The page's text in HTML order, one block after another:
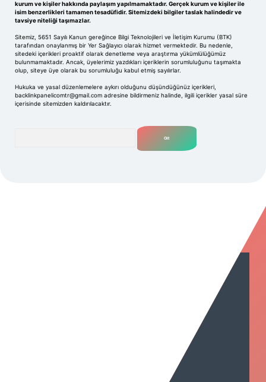
kurum ve kişiler hakkında paylaşım yapılmamaktadır. Gerçek kurum ve kişiler ile
isim benzerlikleri tamamen tesadüfidir. Sitemizdeki bilgiler taslak halindedir ve
tavsiye niteliği taşımazlar.
Sitemiz, 5651 Sayılı Kanun gereğince Bilgi Teknolojileri ve İletişim Kurumu (BTK)
tarafından onaylanmış bir Yer Sağlayıcı olarak hizmet vermektedir. Bu nedenle,
sitedeki içerikleri proaktif olarak denetleme veya araştırma yükümlülüğümüz
bulunmamaktadır. Ancak, üyelerimiz yazdıkları içeriklerin sorumluluğunu taşımakta
olup, siteye üye olarak bu sorumluluğu kabul etmiş sayılırlar.
Hukuka ve yasal düzenlemelere aykırı olduğunu düşündüğünüz içerikleri,
backlinkpanelicomtr@gmail.com adresine bildirmeniz halinde, ilgili içerikler yasal süre
içerisinde sitemizden kaldırılacaktır.